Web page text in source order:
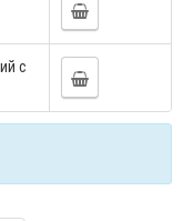
с